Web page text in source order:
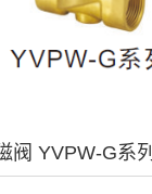
阀 YVPW-G系列